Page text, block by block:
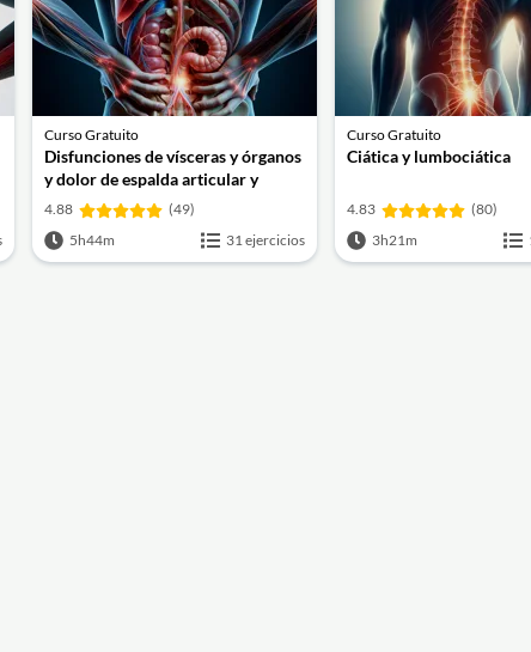
Curso Gratuito
Disfunciones de vísceras y órganos
y dolor de espalda articular y
muscular
4.88
(49)
5h44m
31 ejercicios
Curso Gratuito
Ciática y lumbociática
4.83
(80)
3h21m